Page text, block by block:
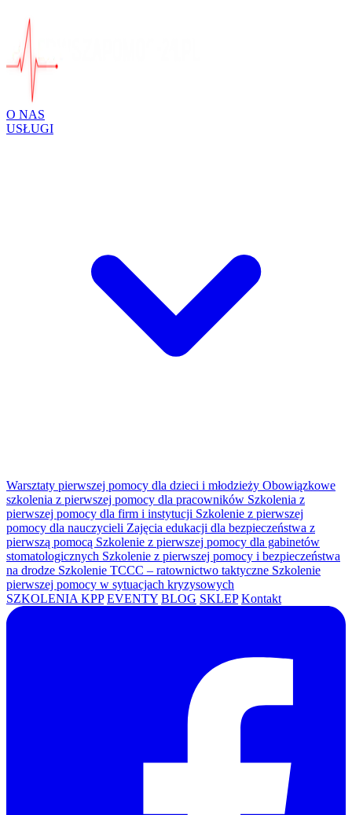
O NAS
USŁUGI
Warsztaty pierwszej pomocy dla dzieci i młodzieży Obowiązkowe
szkolenia z pierwszej pomocy dla pracowników Szkolenia z
pierwszej pomocy dla firm i instytucji Szkolenie z pierwszej
pomocy dla nauczycieli Zajęcia edukacji dla bezpieczeństwa z
pierwszą pomocą Szkolenie z pierwszej pomocy dla gabinetów
stomatologicznych Szkolenie z pierwszej pomocy i bezpieczeństwa
na drodze Szkolenie TCCC – ratownictwo taktyczne Szkolenie
pierwszej pomocy w sytuacjach kryzysowych
SZKOLENIA KPP EVENTY BLOG SKLEP Kontakt